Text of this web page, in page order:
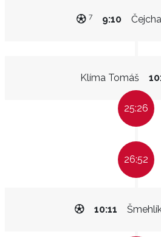
9:10
7
Klíma Tomáš
25:26
26:52
10:11